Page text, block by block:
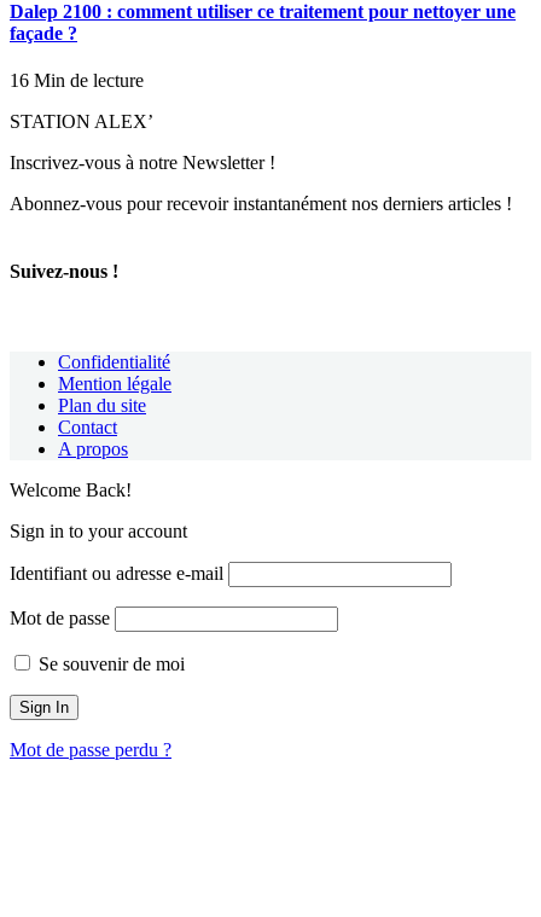
Dalep 2100 : comment utiliser ce traitement pour nettoyer une
façade ?
16 Min de lecture
STATION ALEX’
Inscrivez-vous à notre Newsletter !
Abonnez-vous pour recevoir instantanément nos derniers articles !
Suivez-nous !
Confidentialité
Mention légale
Plan du site
Contact
A propos
Welcome Back!
Sign in to your account
Identifiant ou adresse e-mail
Mot de passe
Se souvenir de moi
Mot de passe perdu ?